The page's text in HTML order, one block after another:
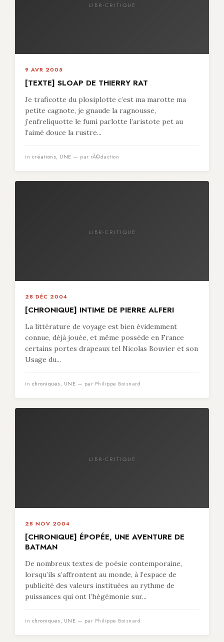
LIBR-CRITIQUE
9 AVR 2005
[TEXTE] SLOAP DE THIERRY RAT
Je traficotte du plosiplotte c’est ma marotte ma
petite cagnote, je gnaude la ragnousse,
j’enfreliquotte le fumi parlotte l’aristote pet au
l’aimé douce la rustre...
in créations, UNE — par rÃ©daction
LIBR-CRITIQUE
28 DÉC 2004
[CHRONIQUE] INTIME DE PIERRE ALFERI
La littérature de voyage est bien évidemment
connue, déjà jouée, et même possède en France
certains portes drapeaux tel Nicolas Bouvier et son
Usage du...
in chroniques, UNE — par Philippe Boisnard
LIBR-CRITIQUE
28 NOV 2004
[CHRONIQUE] ÉPOPÉE, UNE AVENTURE DE
BATMAN
De nombreux textes de poésie contemporaine,
lorsqu’ils s’affrontent au monde, à l’espace de
publicité des valeurs instituées au rythme de
puissances qui ont l’hégémonie sur...
in chroniques, UNE — par Philippe Boisnard